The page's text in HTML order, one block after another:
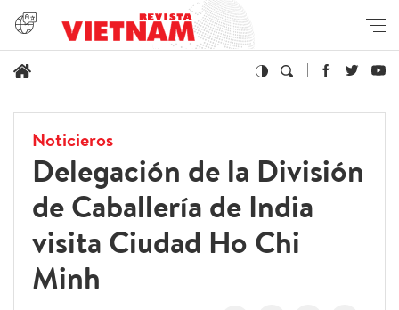
Noticieros
Delegación de la División
de Caballería de India
visita Ciudad Ho Chi
Minh